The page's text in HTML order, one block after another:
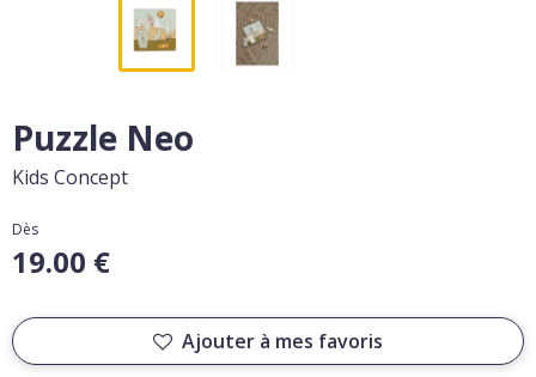
Puzzle Neo
Kids Concept
Dès
19.00 €
Ajouter à mes favoris